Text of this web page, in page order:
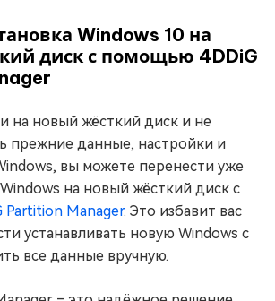
Windows 10 на
диск с помощью 4DDiG
на новый жёсткий диск и не
прежние данные, настройки и
вы можете перенести уже
на новый жёсткий диск с
Partition Manager. Это избавит вас
устанавливать новую Windows с
все данные вручную.